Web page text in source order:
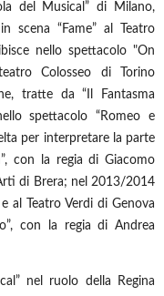
del Musical” di Milano,
scena “Fame” al Teatro
nello spettacolo "On
Colosseo di Torino
tratte da “Il Fantasma
spettacolo “Romeo e
per interpretare la parte
con la regia di Giacomo
di Brera; nel 2013/2014
al Teatro Verdi di Genova
con la regia di Andrea
nel ruolo della Regina